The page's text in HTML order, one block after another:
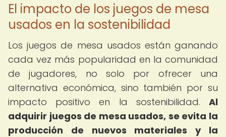
El impacto de los juegos de mesa
usados en la sostenibilidad
Los juegos de mesa usados están ganando
cada vez más popularidad en la comunidad
de jugadores, no solo por ofrecer una
alternativa económica, sino también por su
impacto positivo en la sostenibilidad. Al
adquirir juegos de mesa usados, se evita la
producción de nuevos materiales y la